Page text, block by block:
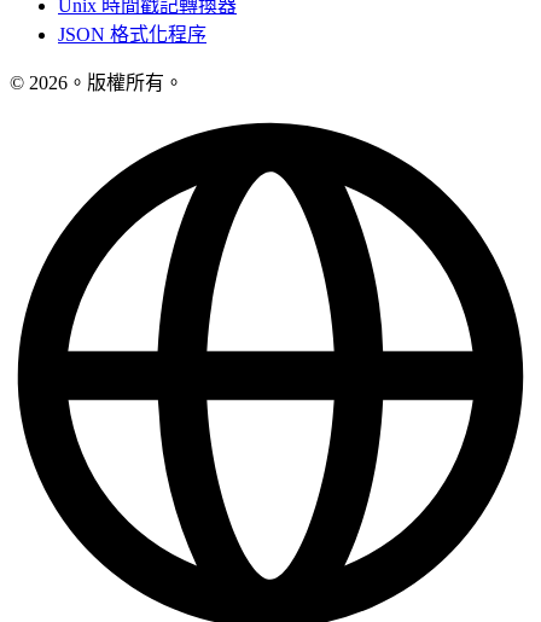
Unix 時間戳記轉換器
JSON 格式化程序
© 2026。版權所有。